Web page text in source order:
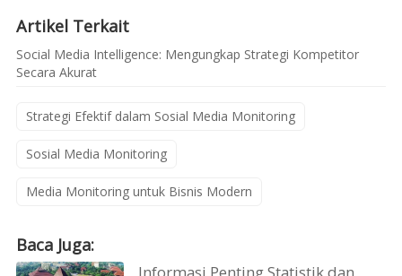
Artikel Terkait
Social Media Intelligence: Mengungkap Strategi Kompetitor
Secara Akurat
Strategi Efektif dalam Sosial Media Monitoring
Sosial Media Monitoring
Media Monitoring untuk Bisnis Modern
Baca Juga: